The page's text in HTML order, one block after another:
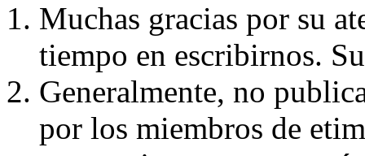
Muchas gracias por su
tiempo en escribirnos.
Generalmente, no
por los miembros de